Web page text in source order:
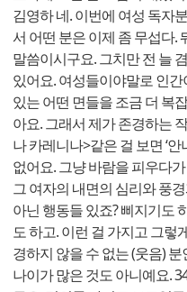
김영하 네. 이번에 여성 독자
서 어떤 분은 이제 좀 무섭다.
말씀이시구요. 그치만 전 늘
있어요. 여성들이야말로 인
있는 어떤 면들을 조금 더 복
아요. 그래서 제가 존경하는
나 카레니나>같은 걸 보면 ‘
없어요. 그냥 바람을 피우다
그 여자의 내면의 심리와 풍
아닌 행동들 있죠? 삐지기도
도 하고. 이런 걸 가지고 그렇
경하지 않을 수 없는 (웃음)
나이가 많은 것도 아니예요.